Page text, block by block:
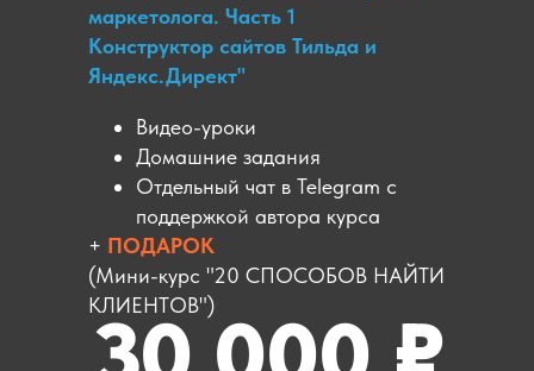
маркетолога. Часть 1
Конструктор сайтов Тильда и
Яндекс.Директ"
Видео-уроки
Домашние задания
Отдельный чат в Telegram с
поддержкой автора курса
+ ПОДАРОК
(Мини-курс "20 СПОСОБОВ НАЙТИ
КЛИЕНТОВ")